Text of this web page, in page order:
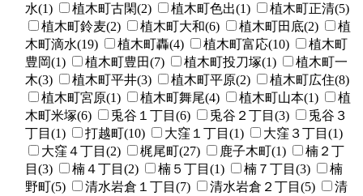
水(1)
植木町古閑(2) 植木町色出(1)
植木町正清(5)
植木町鈴麦(2)
植木町大和(6) 植木町田底(2)
植
木町滴水(19)
植木町轟(4) 植木町富応(10)
植木町
豊岡(1)
植木町豊田(7) 植木町投刀塚(1)
植木町一
木(3)
植木町平井(3) 植木町平原(2)
植木町広住(8)
植木町宮原(1)
植木町舞尾(4) 植木町山本(1)
植
木町米塚(6)
兎谷１丁目(6) 兎谷２丁目(3)
兎谷３
丁目(1)
打越町(10) 大窪１丁目(1)
大窪３丁目(1)
大窪４丁目(2)
梶尾町(27) 鹿子木町(1)
楠２丁
目(3)
楠４丁目(2) 楠５丁目(1) 楠７丁目(3)
楠
野町(5)
清水岩倉１丁目(7) 清水岩倉２丁目(5)
清